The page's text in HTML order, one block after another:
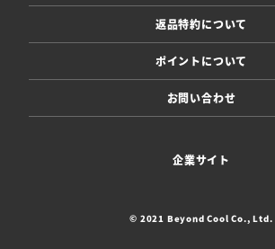
返品特約について
ポイントについて
お問い合わせ
企業サイト
© 2021 Beyond Cool Co., Ltd.